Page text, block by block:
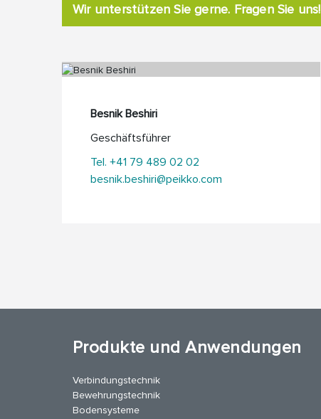
Wir unterstützen Sie gerne. Fragen Sie uns!
Besnik Beshiri
Geschäftsführer
Tel. +41 79 489 02 02
besnik.beshiri@peikko.com
Produkte und Anwendungen
Verbindungstechnik
Bewehrungstechnik
Bodensysteme